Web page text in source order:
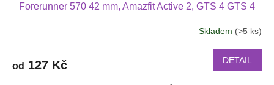
Forerunner 570 42 mm, Amazfit Active 2, GTS 4 GTS 4
Skladem (>5 ks)
od 127 Kč DETAIL